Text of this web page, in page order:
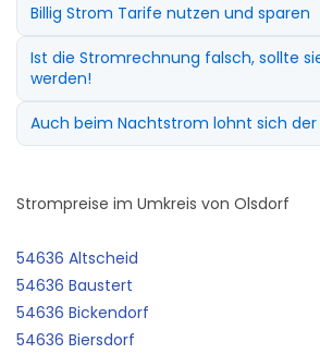
Billig Strom Tarife nutzen und sparen
Ist die Stromrechnung falsch, sollte
werden!
Auch beim Nachtstrom lohnt sich der
Strompreise im Umkreis von Olsdorf
54636 Altscheid
54636 Baustert
54636 Bickendorf
54636 Biersdorf